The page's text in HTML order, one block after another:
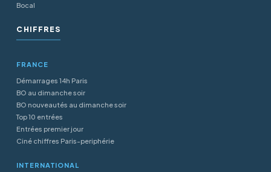
Bocal
CHIFFRES
FRANCE
Démarrages 14h Paris
BO au dimanche soir
BO nouveautés au dimanche soir
Top 10 entrées
Entrées premier jour
Ciné chiffres Paris-periphérie
INTERNATIONAL